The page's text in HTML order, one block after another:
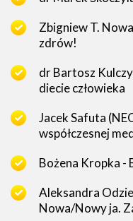
Zbigniew T.
zdrów!
dr Bartosz
diecie człowieka
Jacek Safuta
współczesnej
Bożena Kropka -
Aleksandra
Nowa/Nowy ja.